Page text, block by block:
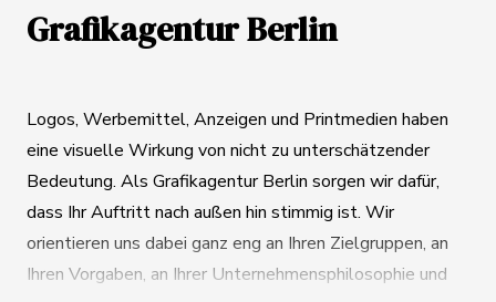
Grafikagentur Berlin
Logos, Werbemittel, Anzeigen und Printmedien haben
eine visuelle Wirkung von nicht zu unterschätzender
Bedeutung. Als Grafikagentur Berlin sorgen wir dafür,
dass Ihr Auftritt nach außen hin stimmig ist. Wir
orientieren uns dabei ganz eng an Ihren Zielgruppen, an
Ihren Vorgaben, an Ihrer Unternehmensphilosophie und